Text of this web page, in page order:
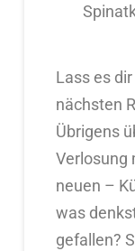
Lass es
nächsten
Übrigens
Verlosung
neuen –
was
gefallen?